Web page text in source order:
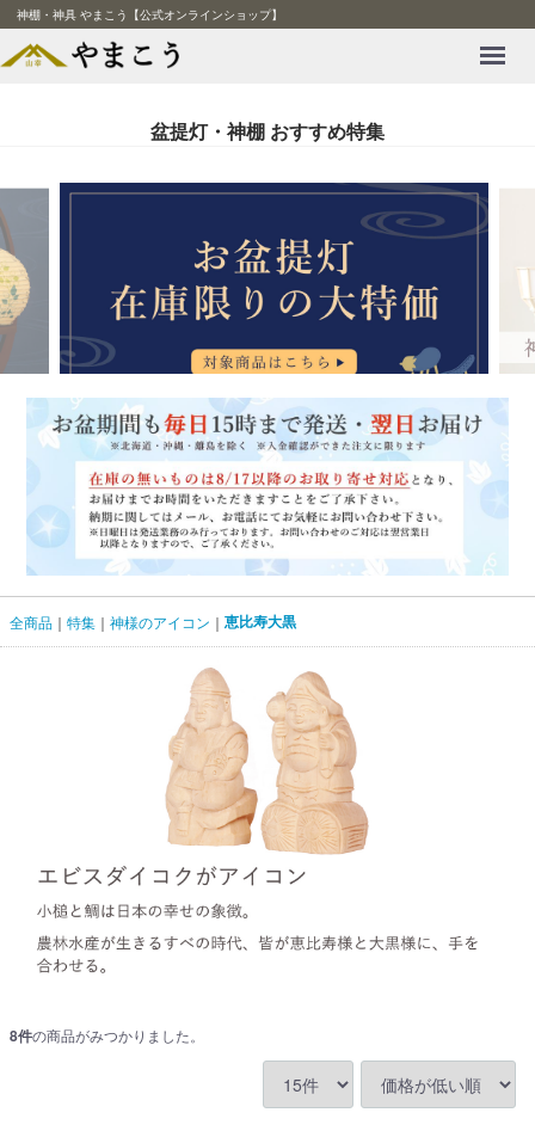
神棚・神具 やまこう【公式オンラインショップ】
盆提灯・神棚 おすすめ特集
全商品 特集 神様のアイコン 恵比寿大黒
8件の商品がみつかりました。